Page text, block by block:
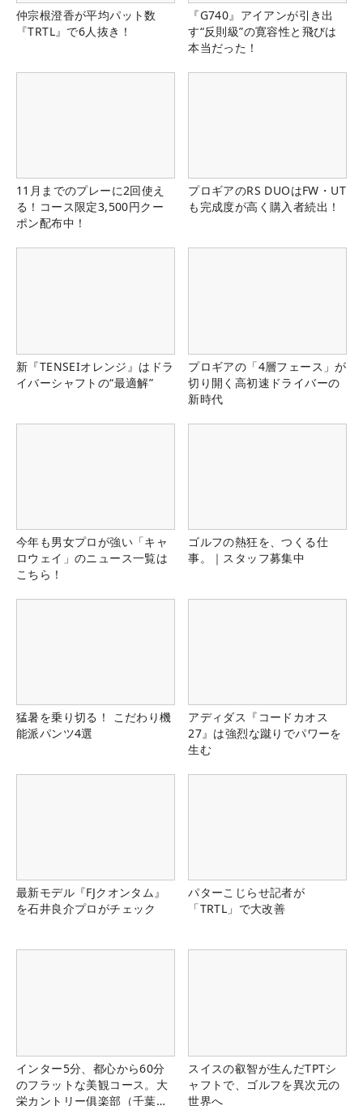
仲宗根澄香が平均パット数
『TRTL』で6人抜き！
『G740』アイアンが引き出
す“反則級”の寛容性と飛びは
本当だった！
11月までのプレーに2回使え
る！コース限定3,500円クー
ポン配布中！
プロギアのRS DUOはFW・UT
も完成度が高く購入者続出！
新『TENSEIオレンジ』はドラ
イバーシャフトの“最適解”
プロギアの「4層フェース」が
切り開く高初速ドライバーの
新時代
今年も男女プロが強い「キャ
ロウェイ」のニュース一覧は
こちら！
ゴルフの熱狂を、つくる仕
事。｜スタッフ募集中
猛暑を乗り切る！ こだわり機
能派パンツ4選
アディダス『コードカオス
27』は強烈な蹴りでパワーを
生む
最新モデル『FJクオンタム』
を石井良介プロがチェック
パターこじらせ記者が
「TRTL」で大改善
インター5分、都心から60分
のフラットな美観コース。大
栄カントリー俱楽部（千葉
スイスの叡智が生んだTPTシ
ャフトで、ゴルフを異次元の
世界へ